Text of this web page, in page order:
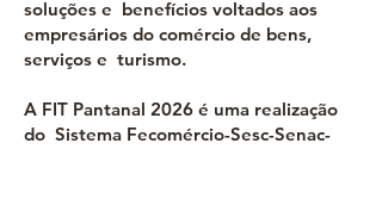
soluções e benefícios voltados aos
empresários do comércio de bens,
serviços e turismo.
A FIT Pantanal 2026 é uma realização
do Sistema Fecomércio-Sesc-Senac-